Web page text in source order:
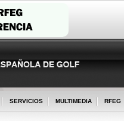
SERVICIOS MULTIMEDIA RFEG